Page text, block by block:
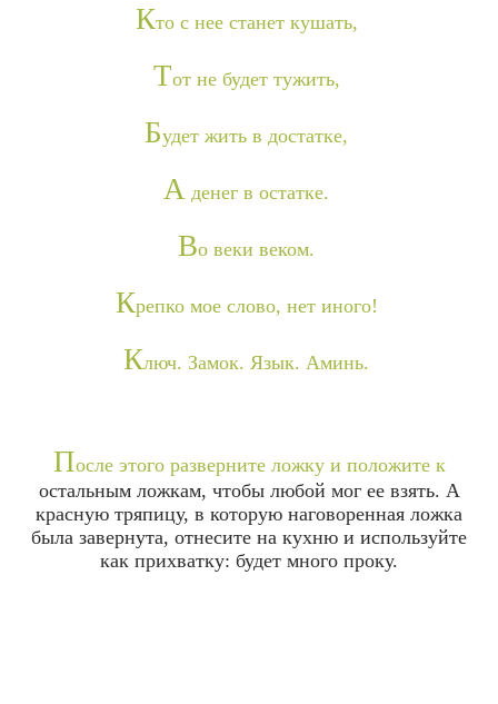
Кто с нее станет кушать,
Тот не будет тужить,
Будет жить в достатке,
А денег в остатке.
Во веки веком.
Крепко мое слово, нет иного!
Ключ. Замок. Язык. Аминь.
После этого разверните ложку и положите к
остальным ложкам, чтобы любой мог ее взять. А
красную тряпицу, в которую наговоренная ложка
была завернута, отнесите на кухню и используйте
как прихватку: будет много проку.